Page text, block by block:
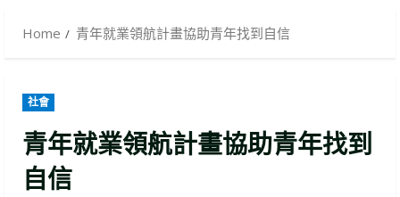
Home 青年就業領航計畫協助青年找到自信
社會
青年就業領航計畫協助青年找到
自信